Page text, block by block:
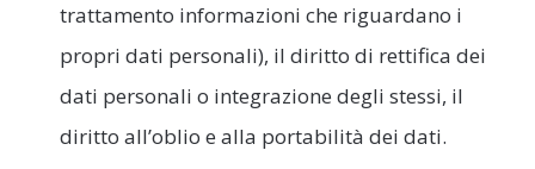
trattamento informazioni che riguardano i
propri dati personali), il diritto di rettifica dei
dati personali o integrazione degli stessi, il
diritto all’oblio e alla portabilità dei dati.